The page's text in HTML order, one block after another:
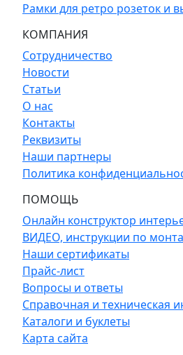
Рамки для ретро розеток и
КОМПАНИЯ
Сотрудничество
Новости
Статьи
О нас
Контакты
Реквизиты
Наши партнеры
Политика
ПОМОЩЬ
Онлайн конструктор
ВИДЕО, инструкции по
Наши сертификаты
Прайс-лист
Вопросы и ответы
Справочная и техническая
Каталоги и буклеты
Карта сайта